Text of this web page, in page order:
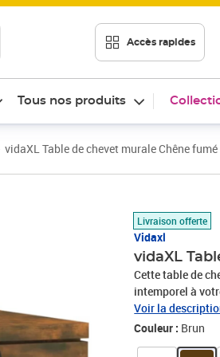
Accès rapides
Tous nos produits
vidaXL Table de chevet murale Chêne
Livraison offerte
Vidaxl
vidaXL
Cette table de
intemporel à
d'une qualité
stabilité et
Voir la
Couleur : Brun
Prix barré 27,99 €
Prix 21,15€